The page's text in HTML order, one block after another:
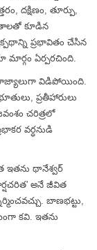
దక్షిణం, తూర్పు,
కూడిన
ప్రభావితం చేసిన
మార్గం ఏర్పరచింది.
రాజ్యాలుగా విడిపోయింది.
ప్రతీహారులు
చరిత్రలో
వర్ధనుడి
ఇతను థానేశ్వర్
అనే జీవిత
బాణభట్టు,
కవి. ఇతను